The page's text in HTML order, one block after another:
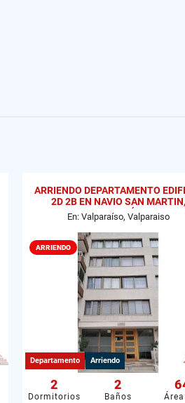
ARRIENDO DEPARTAMENTO
2D 2B EN NAVIO SAN MARTIN,
VALPARAÍSO
En: Valparaíso, Valparaiso
ARRIENDO
Departamento Arriendo
2
Dormitorios
2
Baños